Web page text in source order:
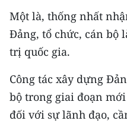
Ảnh
Infographic
TIN MỚI
TIN ĐỊA PHƯƠNG
Một là, thống nhất
Đảng, tổ chức, cán bộ
trị quốc gia.
Công tác xây dựng
bộ trong giai đoạn
đối với sự lãnh đạo,